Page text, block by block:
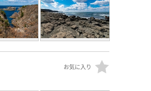
お気に入り